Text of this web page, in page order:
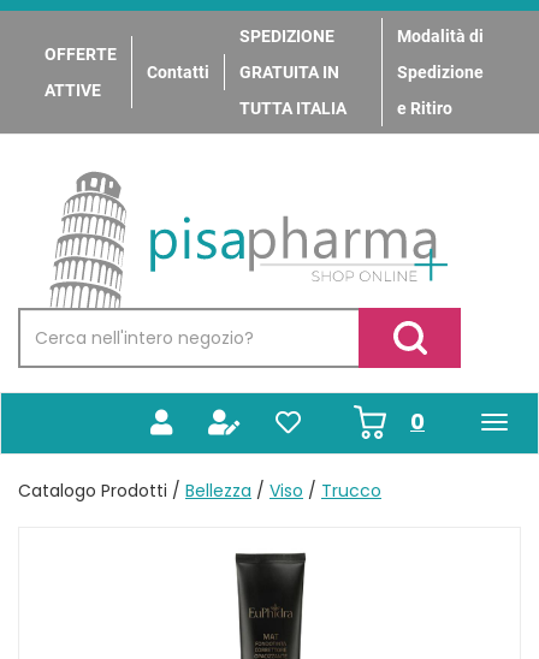
Passa
contenuto
principale
OFFERTE
ATTIVE
Contatti
SPEDIZIONE
GRATUITA IN
TUTTA ITALIA
Modalità di
Spedizione
e Ritiro
PisaPharma
Prodotto
Cerca Prodotto
0prodotti
inseriti
Catalogo Prodotti / Bellezza / Viso / Trucco